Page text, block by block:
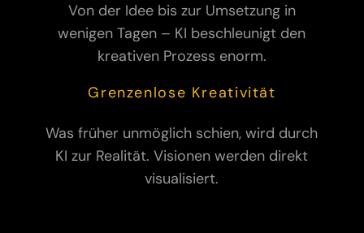
Von der Idee bis zur Umsetzung in
wenigen Tagen – KI beschleunigt den
kreativen Prozess enorm.
Grenzenlose Kreativität
Was früher unmöglich schien, wird durch
KI zur Realität. Visionen werden direkt
visualisiert.